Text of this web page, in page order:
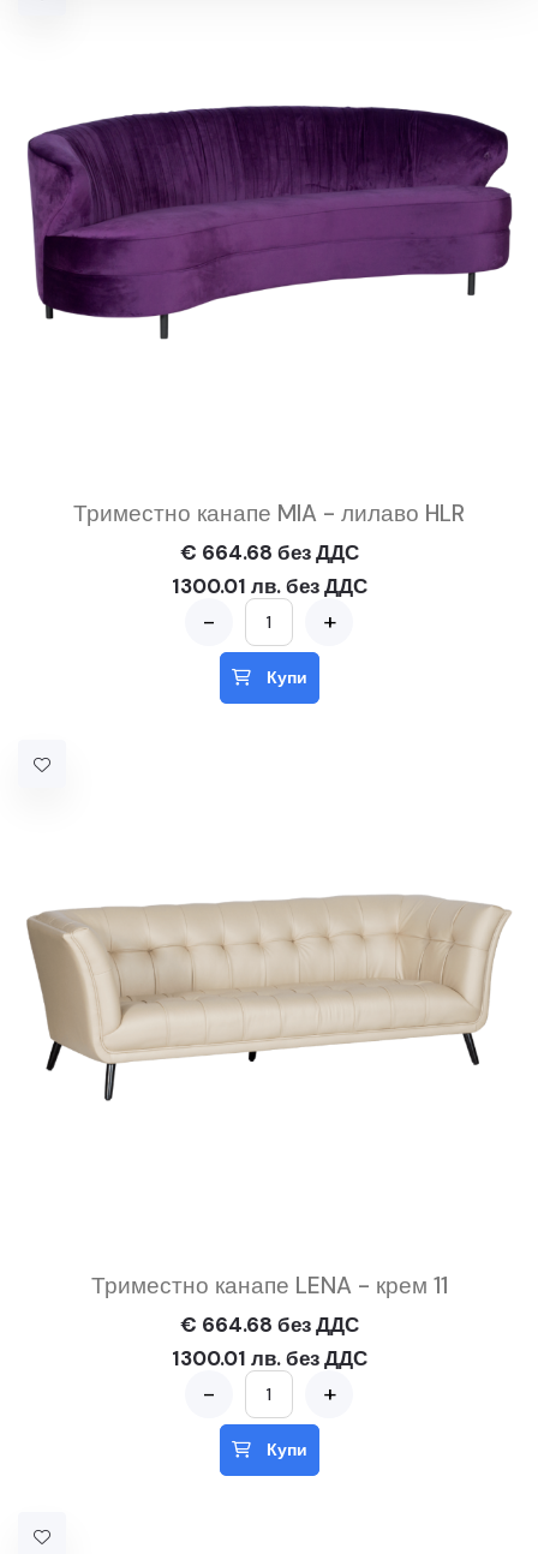
Триместно канапе MIA - лилаво HLR
€ 664.68 без ДДС
1300.01 лв. без ДДС
- +
Купи
Триместно канапе LENA - крем 11
€ 664.68 без ДДС
1300.01 лв. без ДДС
- +
Купи